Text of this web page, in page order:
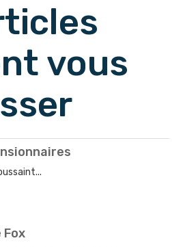
vous
Fox